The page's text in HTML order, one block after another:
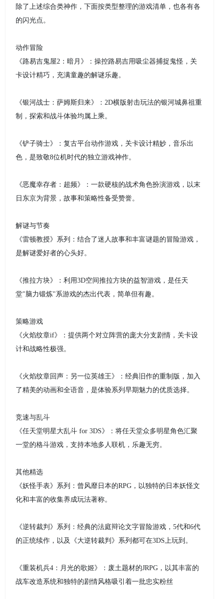
除了上述综合类神作，下面按类型整理的游戏清单，也各有各
的闪光点。
动作冒险
《路易吉鬼屋2：暗月》：操控路易吉用吸尘器捕捉鬼怪，关
卡设计精巧，充满童趣的解谜乐趣。
《银河战士：萨姆斯归来》：2D横版射击玩法的银河城鼻祖重
制，探索和战斗体验均属上乘。
《铲子骑士》：复古平台动作游戏，关卡设计精妙，音乐出
色，是致敬8位机时代的独立游戏神作。
《恶魔幸存者：超频》：一款硬核的战术角色扮演游戏，以末
日东京为背景，故事和策略性备受赞誉。
解谜与节奏
《雷顿教授》系列：结合了迷人故事和丰富谜题的冒险游戏，
是解谜爱好者的心头好。
《推拉方块》：利用3D空间推拉方块的益智游戏，是任天
堂"脑力锻炼"系游戏的杰出代表，简单但有趣。
策略游戏
《火焰纹章if》：提供两个对立阵营的庞大分支剧情，关卡设
计和战略性极强。
《火焰纹章回声：另一位英雄王》：经典旧作的重制版，加入
了精美的动画和全语音，是体验系列早期魅力的优质选择。
竞速与乱斗
《任天堂明星大乱斗 for 3DS》：将任天堂众多明星角色汇聚
一堂的格斗游戏，支持本地多人联机，乐趣无穷。
其他精选
《妖怪手表》系列：曾风靡日本的RPG，以独特的日本妖怪文
化和丰富的收集养成玩法著称。
《逆转裁判》系列：经典的法庭辩论文字冒险游戏，5代和6代
的正统续作，以及《大逆转裁判》系列都可在3DS上玩到。
《重装机兵4：月光的歌姬》：废土题材的JRPG，以其丰富的
战车改造系统和独特的剧情风格吸引着一批忠实粉丝